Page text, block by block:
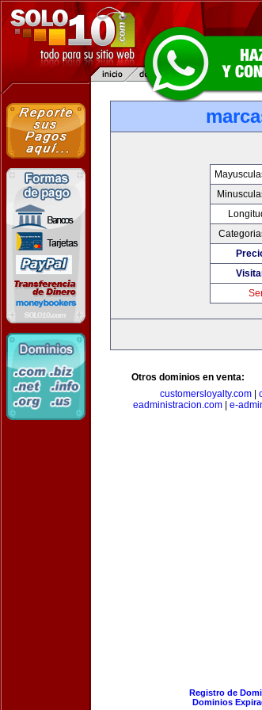
Otros dominios en venta:
customersloyalty.com|
eadministracion.com| e-
Registro de
Dominios